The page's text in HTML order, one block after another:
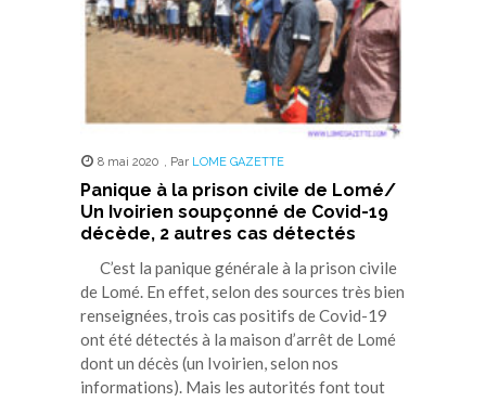
8 mai 2020 , Par LOME GAZETTE
Panique à la prison civile de Lomé/
Un Ivoirien soupçonné de Covid-19
décède, 2 autres cas détectés
C’est la panique générale à la prison civile
de Lomé. En effet, selon des sources très bien
renseignées, trois cas positifs de Covid-19
ont été détectés à la maison d’arrêt de Lomé
dont un décès (un Ivoirien, selon nos
informations). Mais les autorités font tout